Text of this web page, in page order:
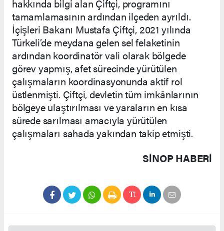
hakkında bilgi alan Çiftçi, programını
tamamlamasının ardından ilçeden ayrıldı.
İçişleri Bakanı Mustafa Çiftçi, 2021 yılında
Türkeli’de meydana gelen sel felaketinin
ardından koordinatör vali olarak bölgede
görev yapmış, afet sürecinde yürütülen
çalışmaların koordinasyonunda aktif rol
üstlenmişti. Çiftçi, devletin tüm imkânlarının
bölgeye ulaştırılması ve yaraların en kısa
sürede sarılması amacıyla yürütülen
çalışmaları sahada yakından takip etmişti.
SINOP HABERİ